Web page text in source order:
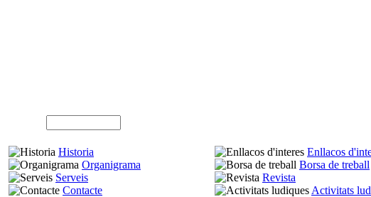
Historia
Organigrama
Serveis
Contacte
Enllacos
Borsa de treball
Revista
Activitats